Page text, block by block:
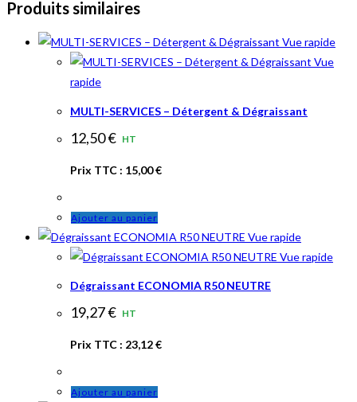
Produits similaires
Vue rapide
Vue
rapide
MULTI-SERVICES – Détergent & Dégraissant
12,50€ HT
Prix TTC : 15,00€
Ajouter au panier
Vue rapide
Vue rapide
Dégraissant ECONOMIA R50 NEUTRE
19,27€ HT
Prix TTC : 23,12€
Ajouter au panier